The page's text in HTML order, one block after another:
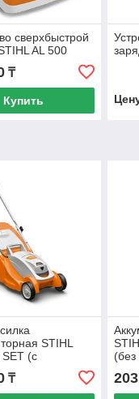
сверхбыстрой
AL 500
₸
Купить
STIHL
(с
AK 30 и
101)
₸